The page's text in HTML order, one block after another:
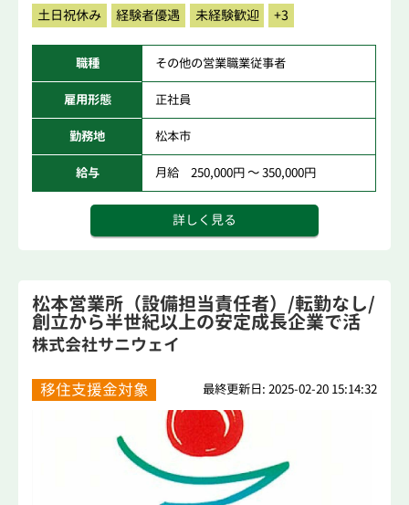
土日祝休み 経験者優遇 未経験歓迎 +3
職種 その他の営業職業従事者
雇用形態 正社員
勤務地 松本市
給与 月給 250,000円 ～ 350,000円
詳しく見る
松本営業所（設備担当責任者）/転勤なし/
創立から半世紀以上の安定成長企業で活
躍...
株式会社サニウェイ
移住支援金対象 最終更新日: 2025-02-20 15:14:32